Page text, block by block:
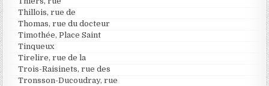
Thillois, rue de
Thomas, rue du docteur
Timothée, Place Saint
Tinqueux
Tirelire, rue de la
Trois-Raisinets, rue des
Tronsson-Ducoudray, rue